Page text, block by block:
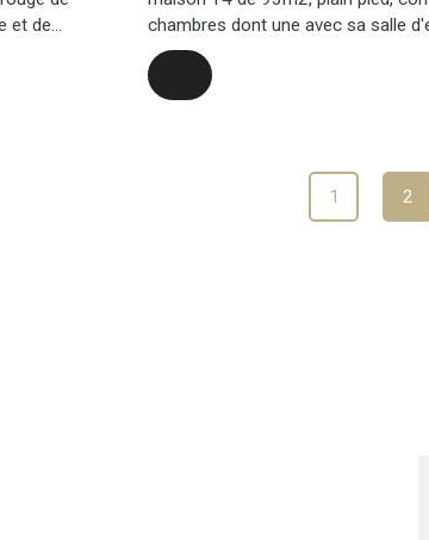
et de
:
chambres dont une avec sa salle
d'eau - Un grand salon de 36 m2 -
Une cuisine à refaire - Une terrasse
abris à voiture - Un atelier fermé de
1 2